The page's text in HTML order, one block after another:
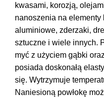
kwasami, korozją,
nanoszenia na
aluminiowe, zderzaki,
sztuczne i wiele innych.
myć z użyciem gąbki
posiada doskonałą
się. Wytrzymuje
Naniesioną powłokę